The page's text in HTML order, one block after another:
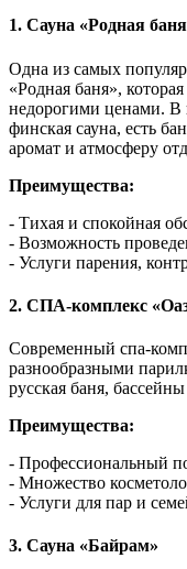
1. Сауна «Родная
Одна из самых
«Родная баня»,
недорогими ценами. В
финская сауна, есть
аромат и атмосферу
Преимущества:
- Тихая и спокойная
- Возможность
- Услуги парения,
2. СПА-комплекс
Современный спа-
разнообразными
русская баня,
Преимущества:
- Профессиональный
- Множество
- Услуги для пар и
3. Сауна «Байрам»